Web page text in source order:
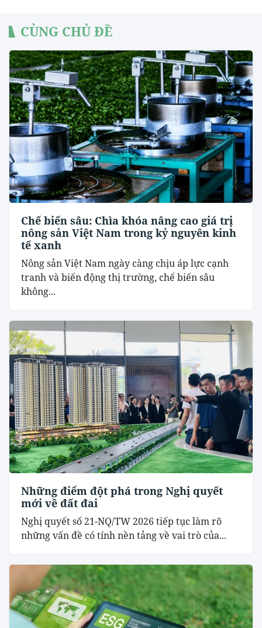
CÙNG CHỦ ĐỀ
Chế biến sâu: Chìa khóa nâng cao giá trị
nông sản Việt Nam trong kỷ nguyên kinh
tế xanh
Nông sản Việt Nam ngày càng chịu áp lực cạnh
tranh và biến động thị trường, chế biến sâu
không...
Những điểm đột phá trong Nghị quyết
mới về đất đai
Nghị quyết số 21-NQ/TW 2026 tiếp tục làm rõ
những vấn đề có tính nền tảng về vai trò của...